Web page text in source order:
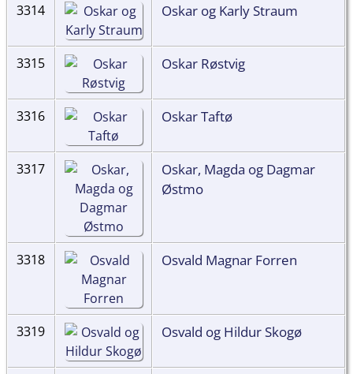
3314 Oskar og Karly Straum
3315 Oskar Røstvig
3316 Oskar Taftø
3317
Oskar, Magda og Dagmar
Østmo
3318 Osvald Magnar Forren
3319 Osvald og Hildur Skogø